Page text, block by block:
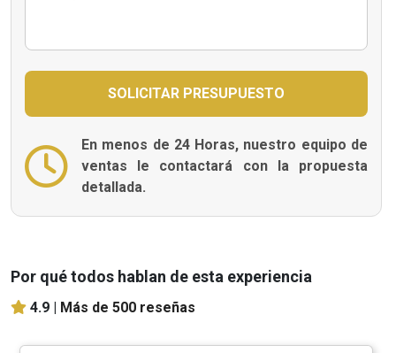
En menos de 24 Horas, nuestro equipo de
ventas le contactará con la propuesta
detallada.
Por qué todos hablan de esta experiencia
4.9 | Más de 500 reseñas